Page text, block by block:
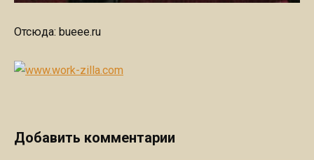
Отсюда: bueee.ru
Добавить комментарии